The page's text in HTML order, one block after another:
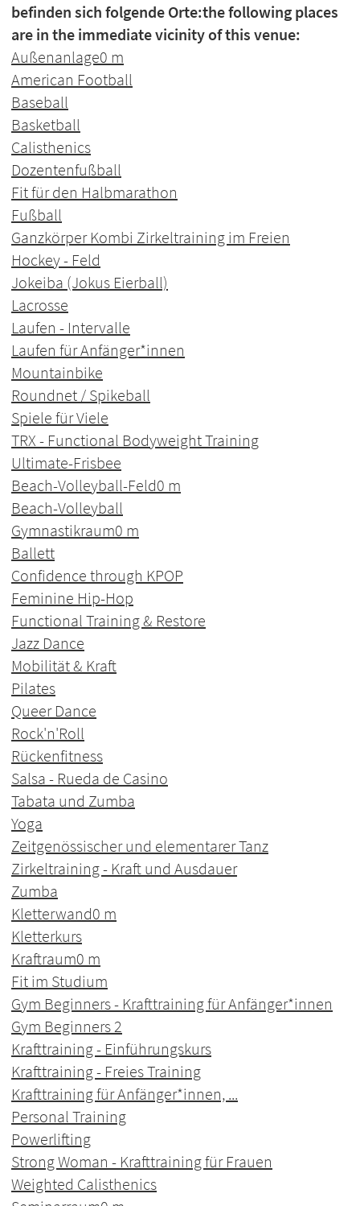
befinden sich folgende Orte:the following places
are in the immediate vicinity of this venue:
Außenanlage0 m
American Football
Baseball
Basketball
Calisthenics
Dozentenfußball
Fit für den Halbmarathon
Fußball
Ganzkörper Kombi Zirkeltraining im Freien
Hockey - Feld
Jokeiba (Jokus Eierball)
Lacrosse
Laufen - Intervalle
Laufen für Anfänger*innen
Mountainbike
Roundnet / Spikeball
Spiele für Viele
TRX - Functional Bodyweight Training
Ultimate-Frisbee
Beach-Volleyball-Feld0 m
Beach-Volleyball
Gymnastikraum0 m
Ballett
Confidence through KPOP
Feminine Hip-Hop
Functional Training & Restore
Jazz Dance
Mobilität & Kraft
Pilates
Queer Dance
Rock'n'Roll
Rückenfitness
Salsa - Rueda de Casino
Tabata und Zumba
Yoga
Zeitgenössischer und elementarer Tanz
Zirkeltraining - Kraft und Ausdauer
Zumba
Kletterwand0 m
Kletterkurs
Kraftraum0 m
Fit im Studium
Gym Beginners - Krafttraining für Anfänger*innen
Gym Beginners 2
Krafttraining - Einführungskurs
Krafttraining - Freies Training
Krafttraining für Anfänger*innen, ...
Personal Training
Powerlifting
Strong Woman - Krafttraining für Frauen
Weighted Calisthenics